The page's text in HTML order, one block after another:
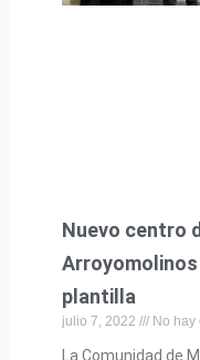
Nuevo centro
Arroyomolinos
plantilla
julio 7, 2022 No hay
La Comunidad de